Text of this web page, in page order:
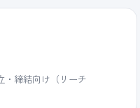
・締結向け（リーチ